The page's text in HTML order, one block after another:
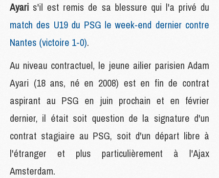
Ayari s'il est remis de sa blessure qui l'a privé du
match des U19 du PSG le week-end dernier contre
Nantes (victoire 1-0).
Au niveau contractuel, le jeune ailier parisien Adam
Ayari (18 ans, né en 2008) est en fin de contrat
aspirant au PSG en juin prochain et en février
dernier, il était soit question de la signature d'un
contrat stagiaire au PSG, soit d'un départ libre à
l'étranger et plus particulièrement à l'Ajax
Amsterdam.